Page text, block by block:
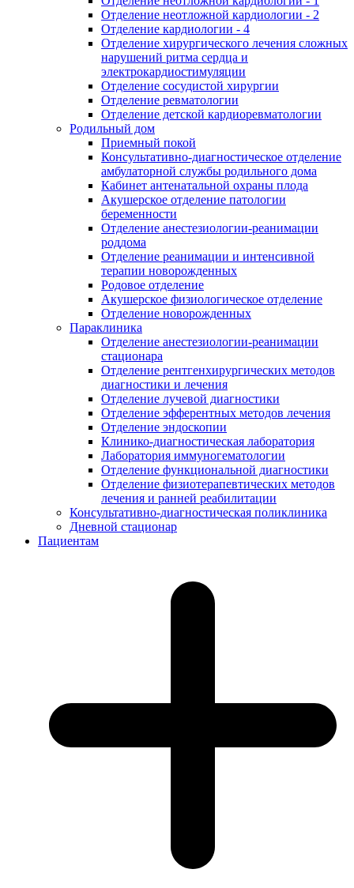
Отделение неотложной кардиологии - 2
Отделение кардиологии - 4
Отделение хирургического лечения сложных
нарушений ритма сердца и
электрокардиостимуляции
Отделение сосудистой хирургии
Отделение ревматологии
Отделение детской кардиоревматологии
Родильный дом
Приемный покой
Консультативно-диагностическое отделение
амбулаторной службы родильного дома
Кабинет антенатальной охраны плода
Акушерское отделение патологии
беременности
Отделение анестезиологии-реанимации
роддома
Отделение реанимации и интенсивной
терапии новорожденных
Родовое отделение
Акушерское физиологическое отделение
Отделение новорожденных
Параклиника
Отделение анестезиологии-реанимации
стационара
Отделение рентгенхирургических методов
диагностики и лечения
Отделение лучевой диагностики
Отделение эфферентных методов лечения
Отделение эндоскопии
Клинико-диагностическая лаборатория
Лаборатория иммуногематологии
Отделение функциональной диагностики
Отделение физиотерапевтических методов
лечения и ранней реабилитации
Консультативно-диагностическая поликлиника
Дневной стационар
Пациентам